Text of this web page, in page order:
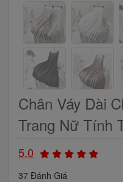
Chân Váy Dài
Trang Nữ Tính
5.0
37 Đánh Giá